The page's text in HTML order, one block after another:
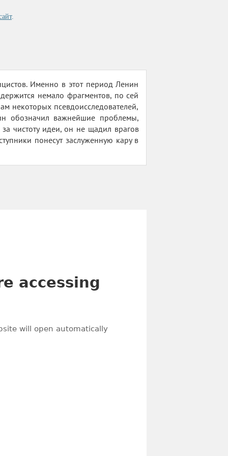
.
Именно в этот период Ленин
немало фрагментов, по сей
некоторых псевдоисследователей,
обозначил важнейшие проблемы,
чистоту идеи, он не щадил врагов
понесут заслуженную кару в